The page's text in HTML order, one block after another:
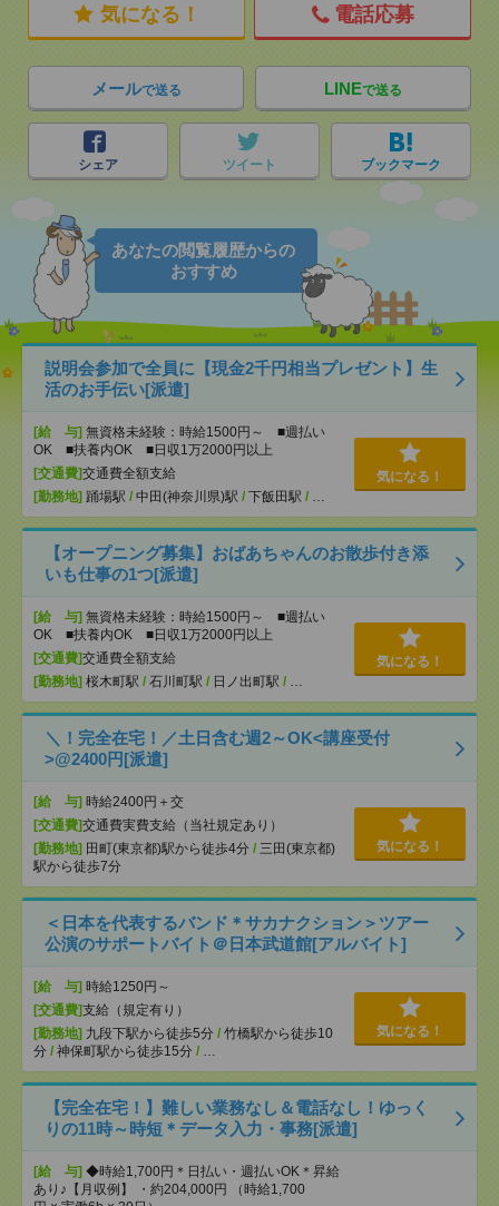
気になる！ 電話応募
メールで送る LINEで送る
シェア ツイート ブックマーク
あなたの閲覧履歴からの
おすすめ
説明会参加で全員に【現金2千円相当プレゼント】生
活のお手伝い[派遣]
[給 与] 無資格未経験：時給1500円～ ■週払い
OK ■扶養内OK ■日収1万2000円以上
[交通費]交通費全額支給
[勤務地] 踊場駅 / 中田(神奈川県)駅 / 下飯田駅 / …
気になる！
【オープニング募集】おばあちゃんのお散歩付き添
いも仕事の1つ[派遣]
[給 与] 無資格未経験：時給1500円～ ■週払い
OK ■扶養内OK ■日収1万2000円以上
[交通費]交通費全額支給
[勤務地] 桜木町駅 / 石川町駅 / 日ノ出町駅 / …
気になる！
＼！完全在宅！／土日含む週2～OK<講座受付
>@2400円[派遣]
[給 与] 時給2400円＋交
[交通費]交通費実費支給（当社規定あり）
[勤務地] 田町(東京都)駅から徒歩4分 / 三田(東京都)
駅から徒歩7分
気になる！
＜日本を代表するバンド＊サカナクション＞ツアー
公演のサポートバイト＠日本武道館[アルバイト]
[給 与] 時給1250円～
[交通費]支給（規定有り）
[勤務地] 九段下駅から徒歩5分 / 竹橋駅から徒歩10
分 / 神保町駅から徒歩15分 / …
気になる！
【完全在宅！】難しい業務なし＆電話なし！ゆっく
りの11時～時短＊データ入力・事務[派遣]
[給 与] ◆時給1,700円＊日払い・週払いOK＊昇給
あり♪【月収例】 ・約204,000円 （時給1,700